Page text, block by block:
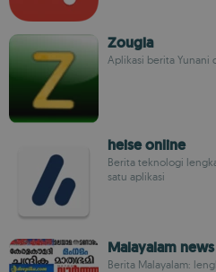
Zougla
Aplikasi berita Yunani
heise online
Berita teknologi
satu aplikasi
Malayalam news
Berita Malayalam: